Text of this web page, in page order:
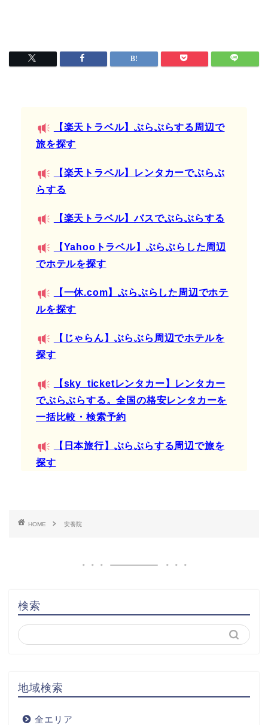
【楽天トラベル】ぶらぶらする周辺で
旅を探す
【楽天トラベル】レンタカーでぶらぶ
らする
【楽天トラベル】バスでぶらぶらする
【Yahooトラベル】ぶらぶらした周辺
でホテルを探す
【一休.com】ぶらぶらした周辺でホテ
ルを探す
【じゃらん】ぶらぶら周辺でホテルを
探す
【sky_ticketレンタカー】レンタカー
でぶらぶらする。全国の格安レンタカーを
一括比較・検索予約
【日本旅行】ぶらぶらする周辺で旅を
探す
HOME 安養院
検索
地域検索
全エリア